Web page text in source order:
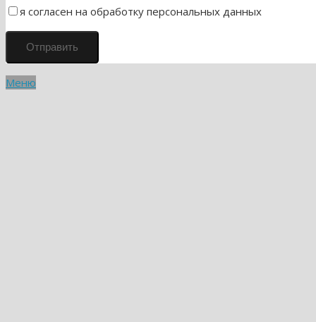
я согласен на обработку персональных данных
Меню